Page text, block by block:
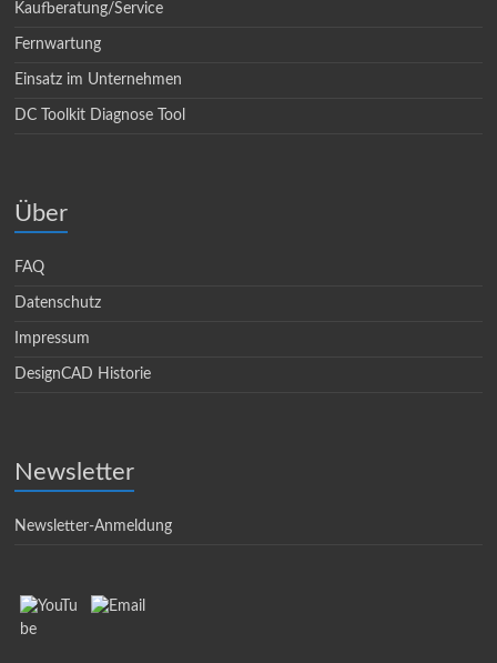
Kaufberatung/Service
Fernwartung
Einsatz im Unternehmen
DC Toolkit Diagnose Tool
Über
FAQ
Datenschutz
Impressum
DesignCAD Historie
Newsletter
Newsletter-Anmeldung